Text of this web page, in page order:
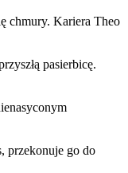
chmury. Kariera Theo
pasierbicę.
przekonuje go do